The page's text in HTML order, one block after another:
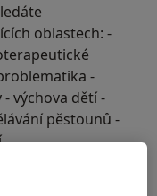
oblastech: -
-
výchova dětí -
pěstounů -